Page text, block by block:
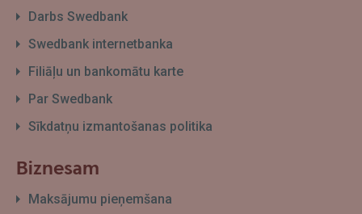
Darbs Swedbank
Swedbank internetbanka
Filiāļu un bankomātu karte
Par Swedbank
Sīkdatņu izmantošanas politika
Biznesam
Maksājumu pieņemšana